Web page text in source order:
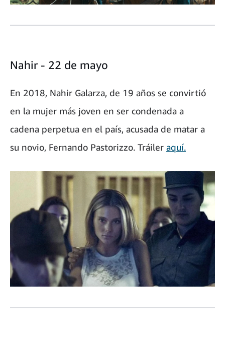
Nahir - 22 de mayo
En 2018, Nahir Galarza, de 19 años se convirtió
en la mujer más joven en ser condenada a
cadena perpetua en el país, acusada de matar a
su novio, Fernando Pastorizzo. Tráiler aquí.